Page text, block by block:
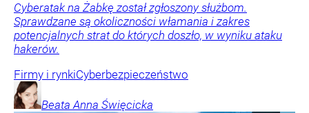
Cyberatak na Żabkę został zgłoszony służbom.
Sprawdzane są okoliczności włamania i zakres
potencjalnych strat do których doszło, w wyniku ataku
hakerów.
Firmy i rynkiCyberbezpieczeństwo
Beata Anna Święcicka